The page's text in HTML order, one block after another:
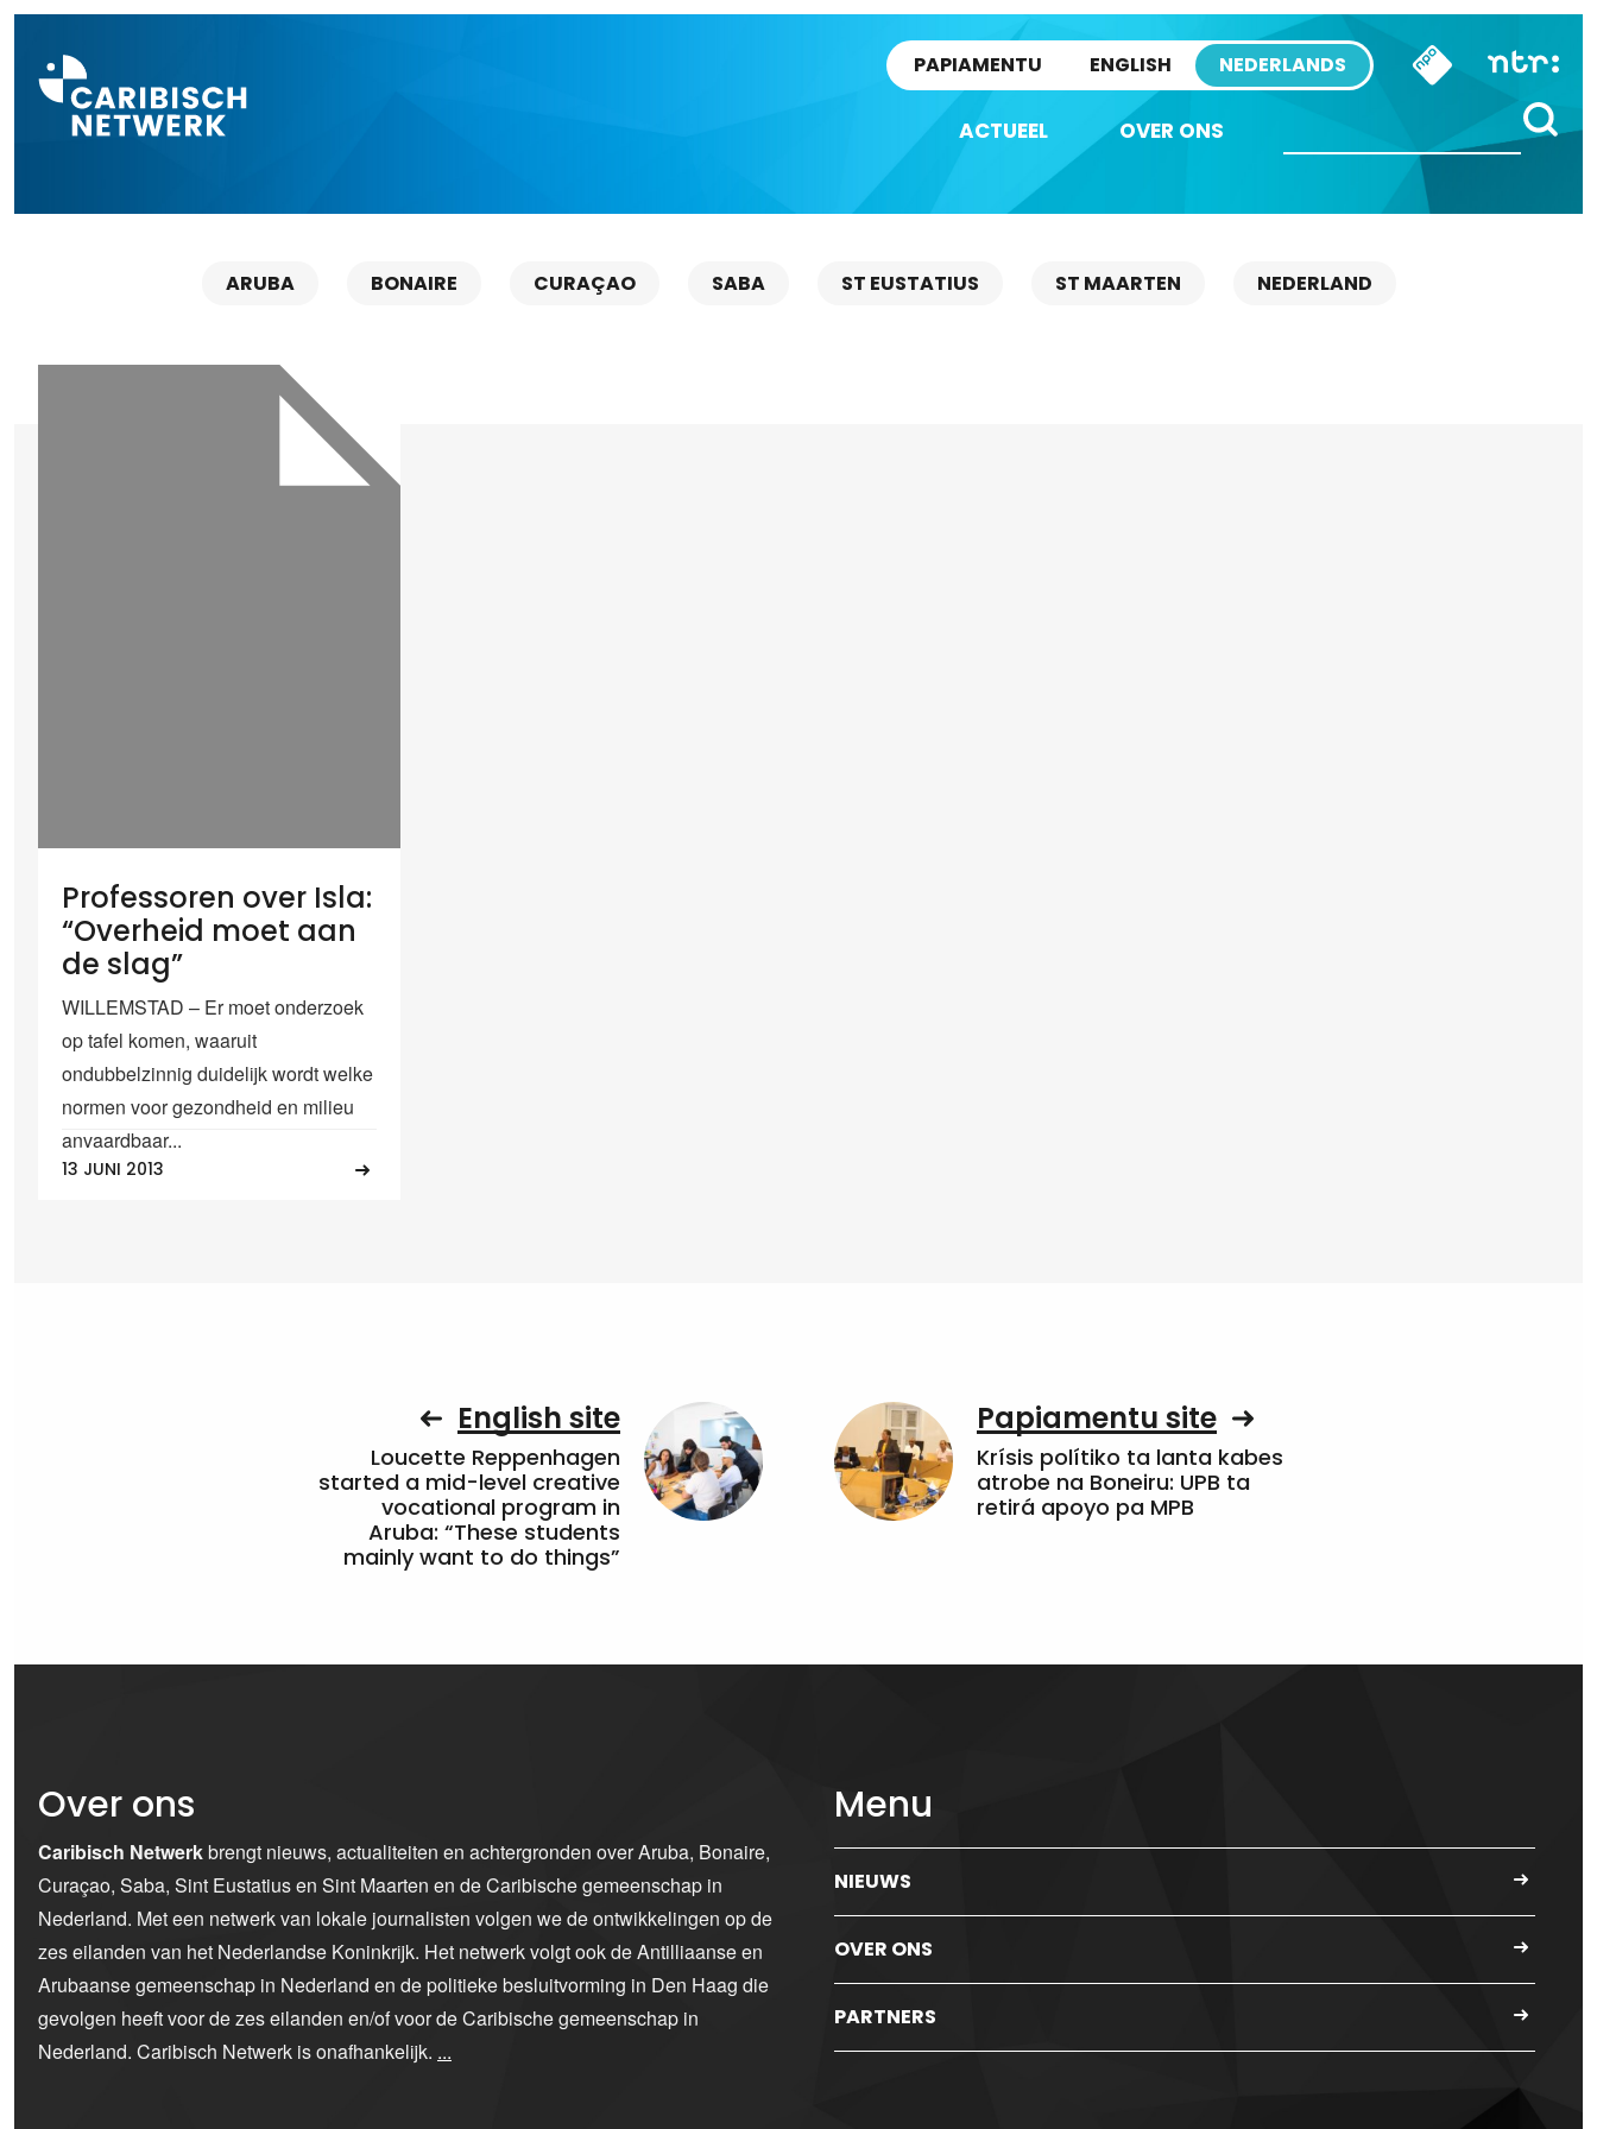
PAPIAMENTU ENGLISH NEDERLANDS
ACTUEEL OVER ONS
ARUBA BONAIRE CURAÇAO SABA ST EUSTATIUS ST MAARTEN NEDERLAND
Professoren over Isla:
“Overheid moet aan
de slag”
WILLEMSTAD – Er moet onderzoek
op tafel komen, waaruit
ondubbelzinnig duidelijk wordt welke
normen voor gezondheid en milieu
anvaardbaar...
13 JUNI 2013
English site
Loucette Reppenhagen
started a mid-level creative
vocational program in
Aruba: “These students
mainly want to do things”
Papiamentu site
Krísis polítiko ta lanta kabes
atrobe na Boneiru: UPB ta
retirá apoyo pa MPB
Over ons
Caribisch Netwerkbrengt nieuws, actualiteiten en achtergronden over Aruba, Bonaire,
Curaçao, Saba, Sint Eustatius en Sint Maarten en de Caribische gemeenschap in
Nederland. Met een netwerk van lokale journalisten volgen we de ontwikkelingen op de
zes eilanden van het Nederlandse Koninkrijk. Het netwerk volgt ook de Antilliaanse en
Arubaanse gemeenschap in Nederland en de politieke besluitvorming in Den Haag die
gevolgen heeft voor de zes eilanden en/of voor de Caribische gemeenschap in
Nederland. Caribisch Netwerk is onafhankelijk. ...
Menu
NIEUWS
OVER ONS
PARTNERS